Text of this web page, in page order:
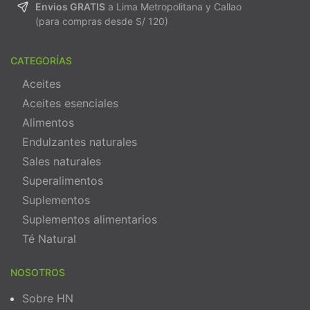
Envios GRATIS a Lima Metropolitana y Callao
(para compras desde S/ 120)
CATEGORÍAS
Aceites
Aceites esenciales
Alimentos
Endulzantes naturales
Sales naturales
Superalimentos
Suplementos
Suplementos alimentarios
Té Natural
NOSOTROS
Sobre HN